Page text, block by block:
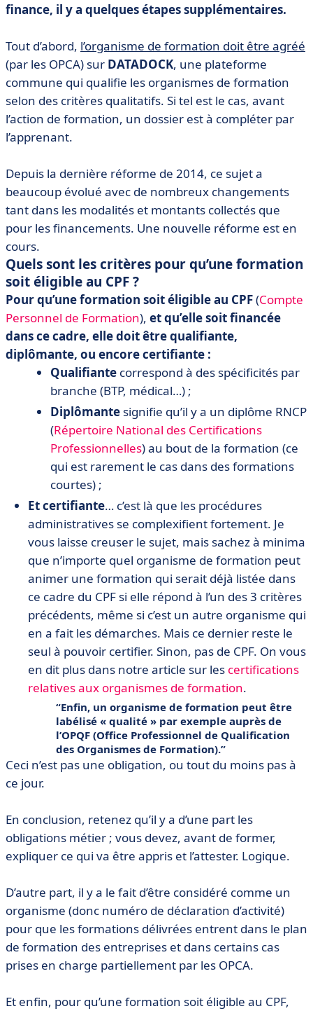
finance, il y a quelques étapes supplémentaires.
Tout d’abord, l’organisme de formation doit être agréé
(par les OPCA) sur DATADOCK, une plateforme
commune qui qualifie les organismes de formation
selon des critères qualitatifs. Si tel est le cas, avant
l’action de formation, un dossier est à compléter par
l’apprenant.
Depuis la dernière réforme de 2014, ce sujet a
beaucoup évolué avec de nombreux changements
tant dans les modalités et montants collectés que
pour les financements. Une nouvelle réforme est en
cours.
Quels sont les critères pour qu’une formation
soit éligible au CPF ?
Pour qu’une formation soit éligible au CPF(Compte
Personnel de Formation), et qu’elle soit financée
dans ce cadre, elle doit être qualifiante,
diplômante, ou encore certifiante :
Qualifiante correspond à des spécificités par
branche (BTP, médical…) ;
Diplômante signifie qu’il y a un diplôme RNCP
(Répertoire National des Certifications
Professionnelles) au bout de la formation (ce
qui est rarement le cas dans des formations
courtes) ;
Et certifiante… c’est là que les procédures
administratives se complexifient fortement. Je
vous laisse creuser le sujet, mais sachez à minima
que n’importe quel organisme de formation peut
animer une formation qui serait déjà listée dans
ce cadre du CPF si elle répond à l’un des 3 critères
précédents, même si c’est un autre organisme qui
en a fait les démarches. Mais ce dernier reste le
seul à pouvoir certifier. Sinon, pas de CPF. On vous
en dit plus dans notre article sur les certifications
relatives aux organismes de formation.
Enfin, un organisme de formation peut être
labélisé « qualité » par exemple auprès de
l’OPQF (Office Professionnel de Qualification
des Organismes de Formation).
Ceci n’est pas une obligation, ou tout du moins pas à
ce jour.
En conclusion, retenez qu’il y a d’une part les
obligations métier ; vous devez, avant de former,
expliquer ce qui va être appris et l’attester. Logique.
D’autre part, il y a le fait d’être considéré comme un
organisme (donc numéro de déclaration d’activité)
pour que les formations délivrées entrent dans le plan
de formation des entreprises et dans certains cas
prises en charge partiellement par les OPCA.
Et enfin, pour qu’une formation soit éligible au CPF,